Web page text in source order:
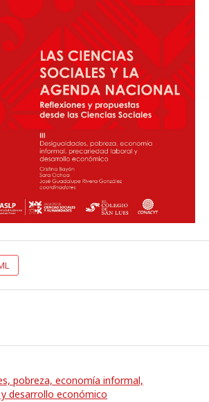
pobreza, economía informal,
desarrollo económico